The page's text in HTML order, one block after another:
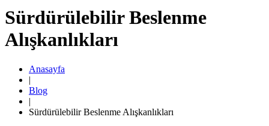
Sürdürülebilir Beslenme
Alışkanlıkları
Anasayfa
|
Blog
|
Sürdürülebilir Beslenme Alışkanlıkları